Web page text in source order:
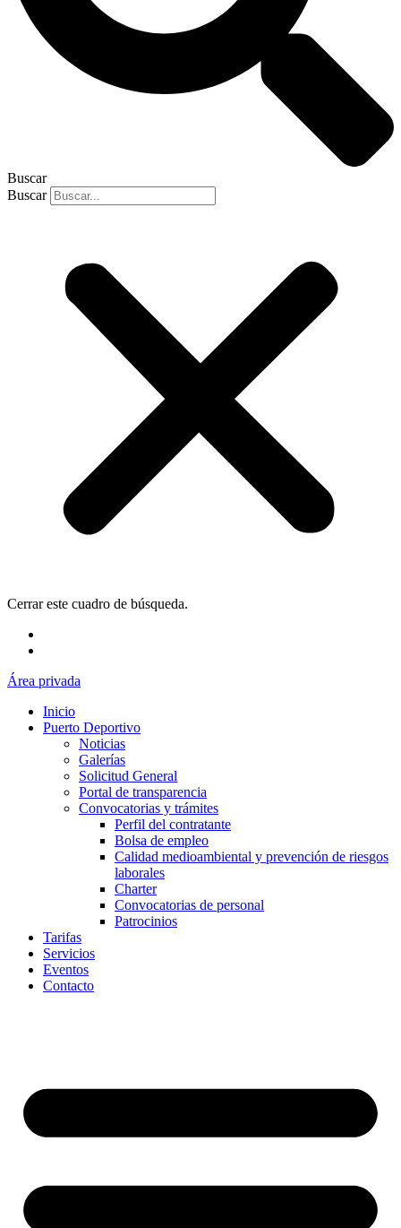
Buscar
Buscar
Cerrar este cuadro de búsqueda.
Área privada
Inicio
Puerto Deportivo
Noticias
Galerías
Solicitud General
Portal de transparencia
Convocatorias y trámites
Perfil del contratante
Bolsa de empleo
Calidad medioambiental y prevención de riesgos
laborales
Charter
Convocatorias de personal
Patrocinios
Tarifas
Servicios
Eventos
Contacto